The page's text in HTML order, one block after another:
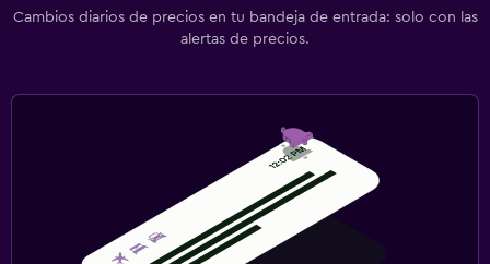
Cambios diarios de precios en tu bandeja de entrada: solo con las
alertas de precios.